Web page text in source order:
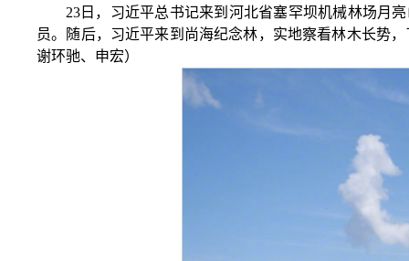
23日，习近平总书记来到河北省塞罕坝机械林场月
员。随后，习近平来到尚海纪念林，实地察看林木长势
谢环驰、申宏）